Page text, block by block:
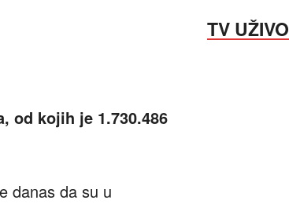
od kojih je 1.730.486
danas da su u
TV UŽIVO